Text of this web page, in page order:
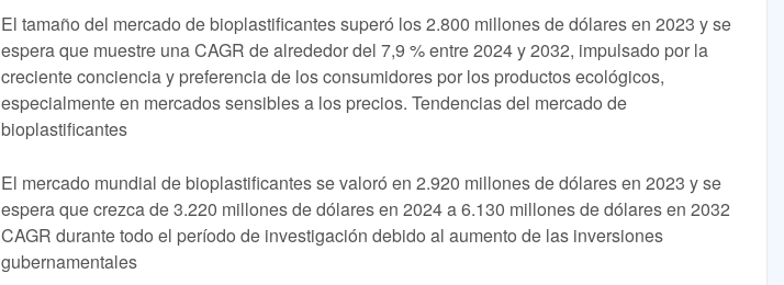
El tamaño del mercado de bioplastificantes superó los 2.800 millones de dólares en 2023 y se
espera que muestre una CAGR de alrededor del 7,9 % entre 2024 y 2032, impulsado por la
creciente conciencia y preferencia de los consumidores por los productos ecológicos,
especialmente en mercados sensibles a los precios. Tendencias del mercado de
bioplastificantes
El mercado mundial de bioplastificantes se valoró en 2.920 millones de dólares en 2023 y se
espera que crezca de 3.220 millones de dólares en 2024 a 6.130 millones de dólares en 2032
CAGR durante todo el período de investigación debido al aumento de las inversiones
gubernamentales